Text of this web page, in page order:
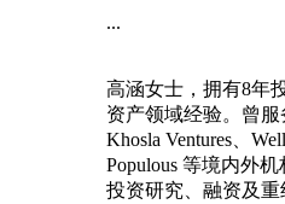
...
高涵女士，拥有8年
资产领域经验。曾服
Khosla Ventures、
Populous 等境内外
投资研究、融资及